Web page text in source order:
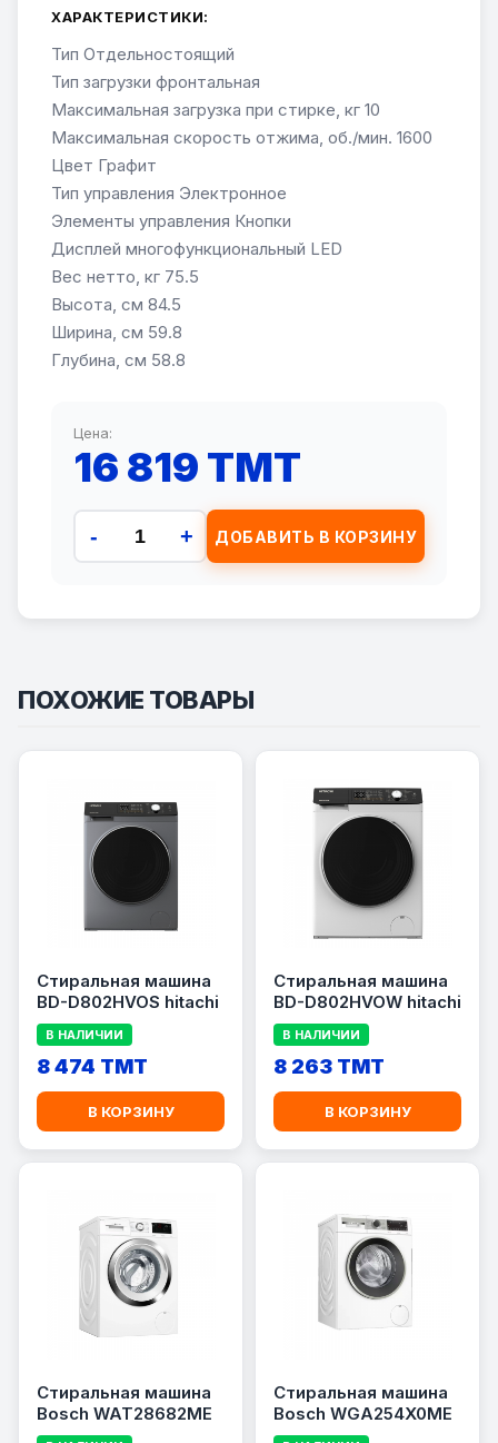
ХАРАКТЕРИСТИКИ:
Тип Отдельностоящий
Тип загрузки фронтальная
Максимальная загрузка при стирке, кг 10
Максимальная скорость отжима, об./мин. 1600
Цвет Графит
Тип управления Электронное
Элементы управления Кнопки
Дисплей многофункциональный LED
Вес нетто, кг 75.5
Высота, см 84.5
Ширина, см 59.8
Глубина, см 58.8
Цена:
16 819 TMT
- + ДОБАВИТЬ В КОРЗИНУ
ПОХОЖИЕ ТОВАРЫ
Стиральная машина
BD-D802HVOS hitachi
В НАЛИЧИИ
8 474 TMT
В КОРЗИНУ
Стиральная машина
BD-D802HVOW hitachi
В НАЛИЧИИ
8 263 TMT
В КОРЗИНУ
Стиральная машина
Bosch WAT28682ME
Стиральная машина
Bosch WGA254X0ME